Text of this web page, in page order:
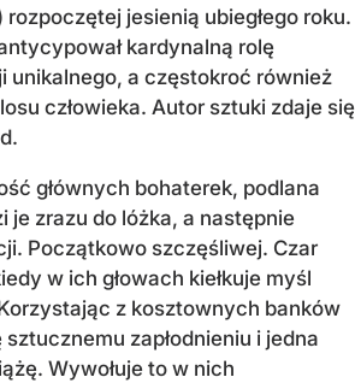
jesienią ubiegłego roku.
kardynalną rolę
unikalnego, a częstokroć również
człowieka. Autor sztuki zdaje się
głównych bohaterek, podlana
je zrazu do lóżka, a następnie
Początkowo szczęśliwej. Czar
w ich głowach kiełkuje myśl
z kosztownych banków
zapłodnieniu i jedna
Wywołuje to w nich